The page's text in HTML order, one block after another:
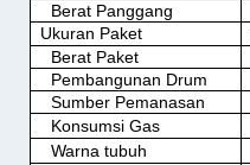
Berat Panggang
Ukuran Paket
Berat Paket
Pembangunan Drum
Sumber Pemanasan
Konsumsi Gas
Warna tubuh